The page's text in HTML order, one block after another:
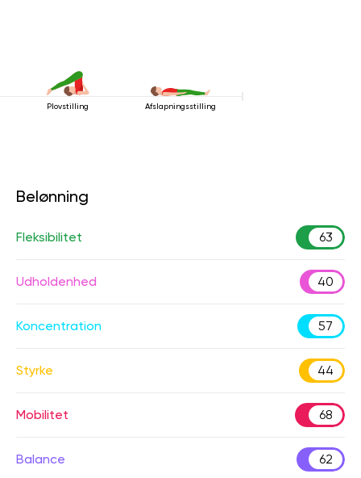
Plovstilling Afslapningsstilling
Belønning
Fleksibilitet 63
Udholdenhed 40
Koncentration 57
Styrke 44
Mobilitet 68
Balance 62